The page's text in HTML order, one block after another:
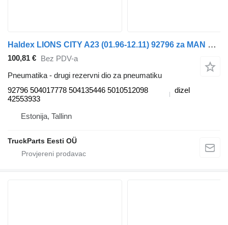
Haldex LIONS CITY A23 (01.96-12.11) 92796 za MAN Lion's bus (1991-) autobusa
100,81 € Bez PDV-a
Pneumatika - drugi rezervni dio za pneumatiku
92796 504017778 504135446 5010512098
42553933
dizel
Estonija, Tallinn
TruckParts Eesti OÜ